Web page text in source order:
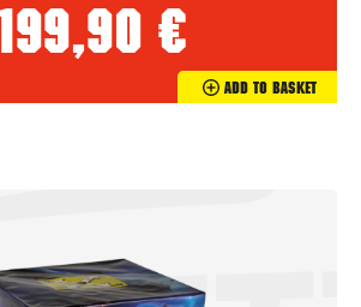
199,90 €
Add To Basket